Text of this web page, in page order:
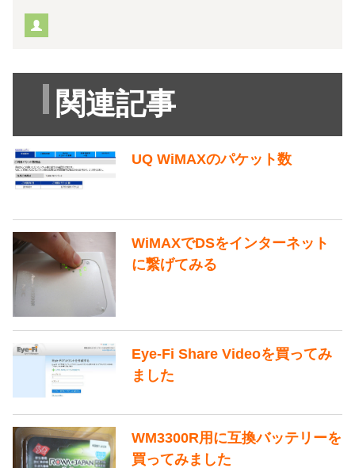
関連記事
UQ WiMAXのパケット数
WiMAXでDSをインターネット
に繋げてみる
Eye-Fi Share Videoを買ってみ
ました
WM3300R用に互換バッテリーを
買ってみました